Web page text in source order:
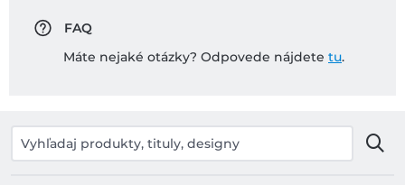
FAQ
Máte nejaké otázky? Odpovede nájdete tu.